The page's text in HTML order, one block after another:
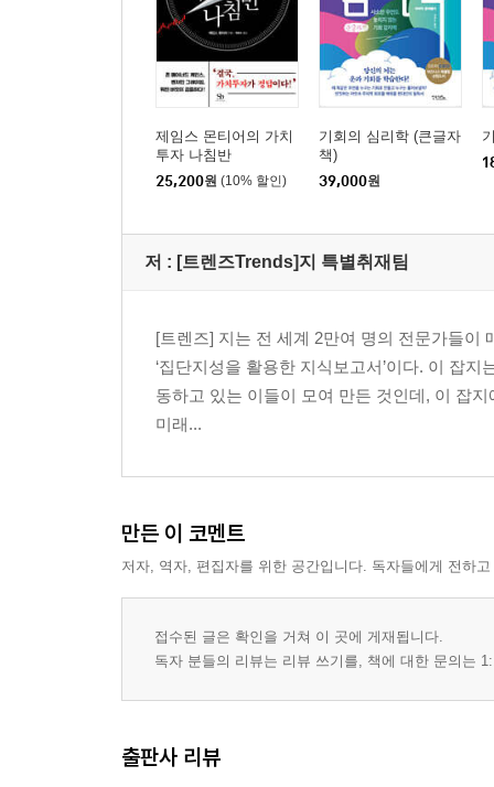
23. 게노믹스, 2세대 맞춤의학 시대가 열린다
24. 바이오-나노프린팅, 이메일로 의료용 백신이
25. 성체줄기세포 치료, 100세까지 살고 70세까지
26. 나노기술, 모든 암을 없애버린다
제5부 생활문화-새로운 일자리가 창출된다
29. 상업우주비행, 우주여행산업이 발전한다
30. 카터콥터, 자가용 비행기가 대량생산된다
제임스 몬티어의 가치
투자 나침반
25,200원 (10% 할인)
기회의 심리학 (큰글자
책)
39,000원
저 : [트렌즈Trends]지 특별취재팀
[트렌즈] 지는 전 세계 2만여 명의 전문가들이
‘집단지성을 활용한 지식보고서’이다. 이 잡
동하고 있는 이들이 모여 만든 것인데, 이 잡
미래...
만든 이 코멘트
저자, 역자, 편집자를 위한 공간입니다. 독자들에게 전하
접수된 글은 확인을 거쳐 이 곳에 게재됩니다.
독자 분들의 리뷰는 리뷰 쓰기를, 책에 대한 문의는
출판사 리뷰